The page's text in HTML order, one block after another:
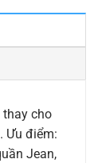
cho
Ưu điểm:
Jean,